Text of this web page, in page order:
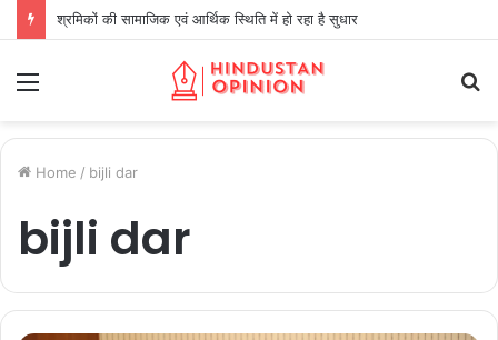
श्रमिकों की सामाजिक एवं आर्थिक स्थिति में हो रहा है सुधार
Home / bijli dar
bijli dar